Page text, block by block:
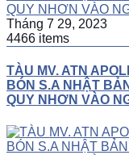
Tháng 7 29, 2023
4466 items
TÀU MV. ATN
BÓN S.A NHẬT
QUY NHƠN VÀO